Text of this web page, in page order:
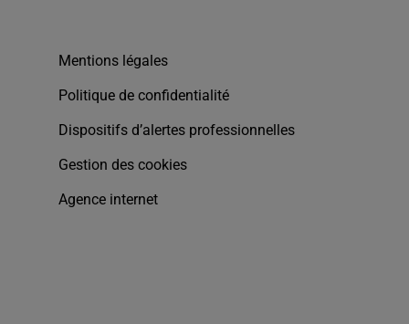
Mentions légales
Politique de confidentialité
Dispositifs d’alertes professionnelles
Gestion des cookies
Agence internet